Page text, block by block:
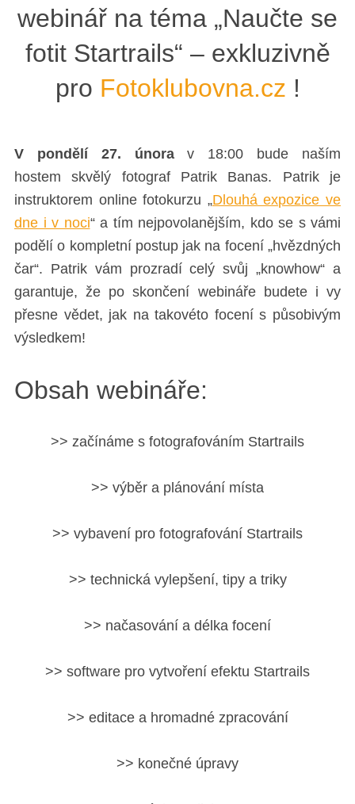
webinář na téma „Naučte se
fotit Startrails“ – exkluzivně
pro Fotoklubovna.cz !
V pondělí 27. únorav 18:00 bude naším
hostem skvělý fotograf Patrik Banas. Patrik je
instruktorem online fotokurzu „Dlouhá expozice ve
dne i v noci“ a tím nejpovolanějším, kdo se s vámi
podělí o kompletní postup jak na focení „hvězdných
čar“. Patrik vám prozradí celý svůj „knowhow“ a
garantuje, že po skončení webináře budete i vy
přesne vědet, jak na takovéto focení s působivým
výsledkem!
Obsah webináře:
>> začínáme s fotografováním Startrails
>> výběr a plánování místa
>> vybavení pro fotografování Startrails
>> technická vylepšení, tipy a triky
>> načasování a délka focení
>> software pro vytvoření efektu Startrails
>> editace a hromadné zpracování
>> konečné úpravy